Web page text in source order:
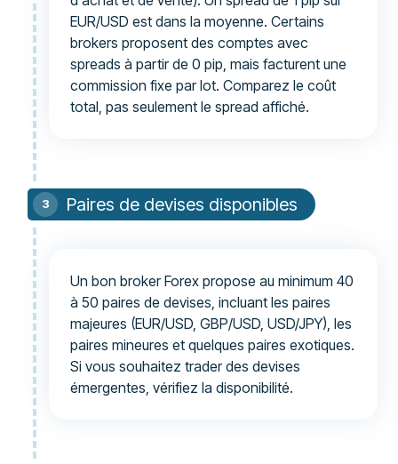
EUR/USD est dans la moyenne. Certains
brokers proposent des comptes avec
spreads à partir de 0 pip, mais facturent une
commission fixe par lot. Comparez le coût
total, pas seulement le spread affiché.
Paires de devises disponibles
Un bon broker Forex propose au minimum 40
à 50 paires de devises, incluant les paires
majeures (EUR/USD, GBP/USD, USD/JPY), les
paires mineures et quelques paires exotiques.
Si vous souhaitez trader des devises
émergentes, vérifiez la disponibilité.